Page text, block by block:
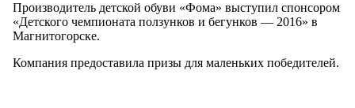
Производитель детской обуви «Фома» выступил спонсором
«Детского чемпионата ползунков и бегунков — 2016» в
Магнитогорске.
Компания предоставила призы для маленьких победителей.